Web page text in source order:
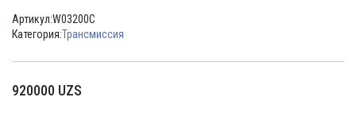
Артикул:W03200C
Категория:Трансмиссия
920000 UZS